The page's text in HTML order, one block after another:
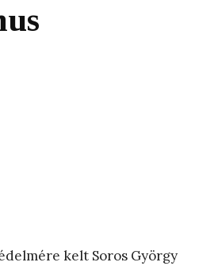
kelt Soros György